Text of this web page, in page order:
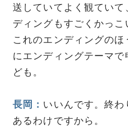
送していてよく観てい
ディングもすごくかっこ
これのエンディングの
にエンディングテーマ
ども。
長岡： いいんです。終わ
あるわけですから。